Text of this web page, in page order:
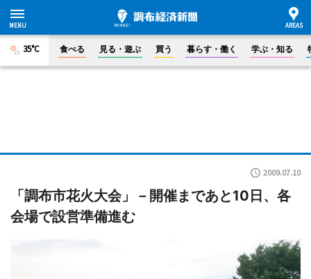
35°C 食べる 見る・遊ぶ 買う 暮らす・働く 学ぶ・知る
2009.07.10
「調布市花火大会」－開催まであと10日、各
会場で設営準備進む